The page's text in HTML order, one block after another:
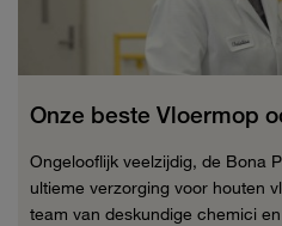
Onze beste Vloermop
Ongelooflijk veelzijdig, de Bona
ultieme verzorging voor houten
team van deskundige chemici